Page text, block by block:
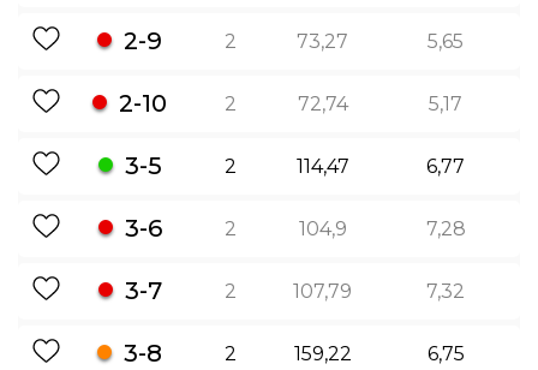
2-9 2 73,27 5,65
2-10 2 72,74 5,17
3-5 2 114,47 6,77
3-6 2 104,9 7,28
3-7 2 107,79 7,32
3-8 2 159,22 6,75